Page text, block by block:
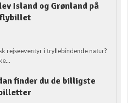
Island og Grønland på
rejseeventyr i tryllebindende natur?
finder du de billigste